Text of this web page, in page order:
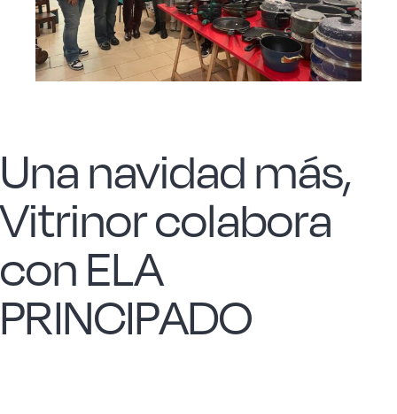
Acero forjado
Más Menaje
Sostenibles
Somos Cooperativa
Una navidad más,
Vitrinor colabora
con ELA
PRINCIPADO